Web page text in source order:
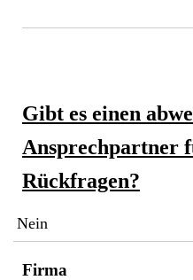
Gibt es einen
Ansprechpartner
Rückfragen?
Firma